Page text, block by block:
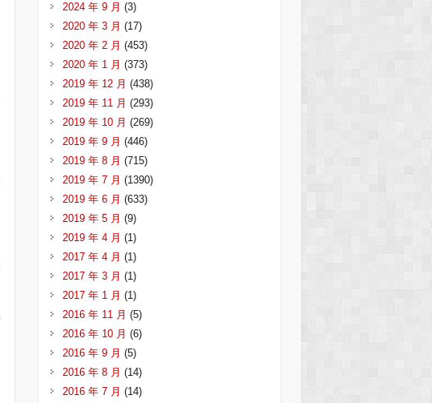
2024 年 9 月 (3)
2020 年 3 月 (17)
2020 年 2 月 (453)
2020 年 1 月 (373)
2019 年 12 月 (438)
2019 年 11 月 (293)
2019 年 10 月 (269)
2019 年 9 月 (446)
2019 年 8 月 (715)
2019 年 7 月 (1390)
2019 年 6 月 (633)
2019 年 5 月 (9)
2019 年 4 月 (1)
2017 年 4 月 (1)
2017 年 3 月 (1)
2017 年 1 月 (1)
2016 年 11 月 (5)
2016 年 10 月 (6)
2016 年 9 月 (5)
2016 年 8 月 (14)
2016 年 7 月 (14)